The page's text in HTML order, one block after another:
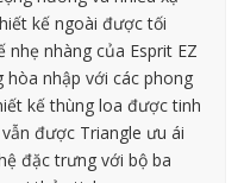
kế ngoài được tối
nhàng của Esprit EZ
hòa nhập với các phong
kế thùng loa được tinh
được Triangle ưu ái
đặc trưng với bộ ba